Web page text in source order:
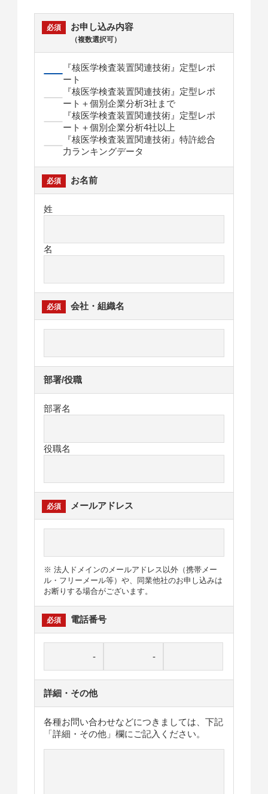
お申し込み内容
（複数選択可）
『核医学検査装置関連技術』定型レポ
ート
『核医学検査装置関連技術』定型レポ
ート＋個別企業分析3社まで
『核医学検査装置関連技術』定型レポ
ート＋個別企業分析4社以上
『核医学検査装置関連技術』特許総合
力ランキングデータ
お名前
姓
名
会社・組織名
部署/役職
部署名
役職名
メールアドレス
※ 法人ドメインのメールアドレス以外（携帯メー
ル・フリーメール等）や、同業他社のお申し込みは
お断りする場合がございます。
電話番号
詳細・その他
各種お問い合わせなどにつきましては、下記
「詳細・その他」欄にご記入ください。